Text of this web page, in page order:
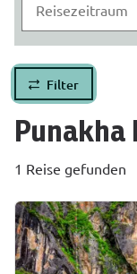
Filter
Punakha
1 Reise gefunden